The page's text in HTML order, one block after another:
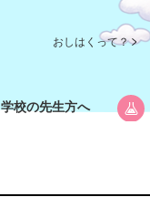
おしはくって？
学校の先生方へ